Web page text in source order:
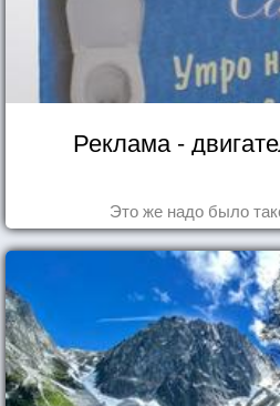
Реклама -
Это же надо было